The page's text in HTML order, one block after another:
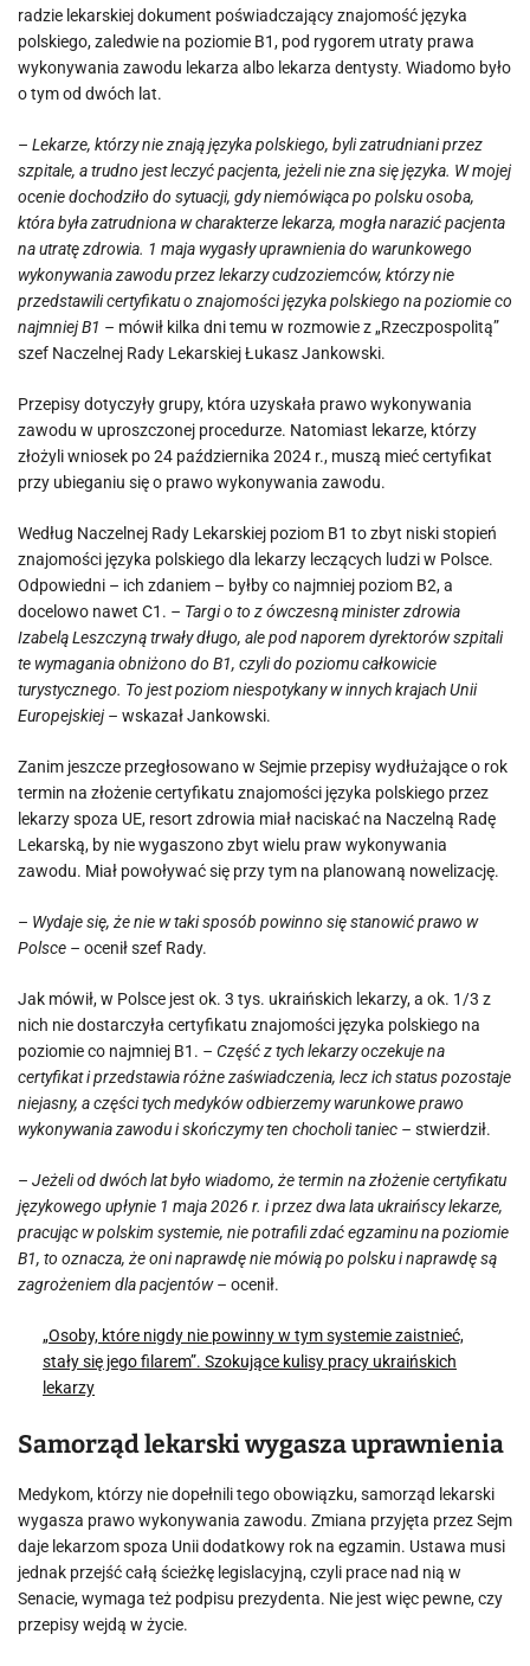
radzie lekarskiej dokument poświadczający znajomość języka
polskiego, zaledwie na poziomie B1, pod rygorem utraty prawa
wykonywania zawodu lekarza albo lekarza dentysty. Wiadomo było
o tym od dwóch lat.
– Lekarze, którzy nie znają języka polskiego, byli zatrudniani przez
szpitale, a trudno jest leczyć pacjenta, jeżeli nie zna się języka. W mojej
ocenie dochodziło do sytuacji, gdy niemówiąca po polsku osoba,
która była zatrudniona w charakterze lekarza, mogła narazić pacjenta
na utratę zdrowia. 1 maja wygasły uprawnienia do warunkowego
wykonywania zawodu przez lekarzy cudzoziemców, którzy nie
przedstawili certyfikatu o znajomości języka polskiego na poziomie co
najmniej B1 – mówił kilka dni temu w rozmowie z „Rzeczpospolitą”
szef Naczelnej Rady Lekarskiej Łukasz Jankowski.
Przepisy dotyczyły grupy, która uzyskała prawo wykonywania
zawodu w uproszczonej procedurze. Natomiast lekarze, którzy
złożyli wniosek po 24 października 2024 r., muszą mieć certyfikat
przy ubieganiu się o prawo wykonywania zawodu.
Według Naczelnej Rady Lekarskiej poziom B1 to zbyt niski stopień
znajomości języka polskiego dla lekarzy leczących ludzi w Polsce.
Odpowiedni – ich zdaniem – byłby co najmniej poziom B2, a
docelowo nawet C1. – Targi o to z ówczesną minister zdrowia
Izabelą Leszczyną trwały długo, ale pod naporem dyrektorów szpitali
te wymagania obniżono do B1, czyli do poziomu całkowicie
turystycznego. To jest poziom niespotykany w innych krajach Unii
Europejskiej – wskazał Jankowski.
Zanim jeszcze przegłosowano w Sejmie przepisy wydłużające o rok
termin na złożenie certyfikatu znajomości języka polskiego przez
lekarzy spoza UE, resort zdrowia miał naciskać na Naczelną Radę
Lekarską, by nie wygaszono zbyt wielu praw wykonywania
zawodu. Miał powoływać się przy tym na planowaną nowelizację.
– Wydaje się, że nie w taki sposób powinno się stanowić prawo w
Polsce – ocenił szef Rady.
Jak mówił, w Polsce jest ok. 3 tys. ukraińskich lekarzy, a ok. 1/3 z
nich nie dostarczyła certyfikatu znajomości języka polskiego na
poziomie co najmniej B1. – Część z tych lekarzy oczekuje na
certyfikat i przedstawia różne zaświadczenia, lecz ich status pozostaje
niejasny, a części tych medyków odbierzemy warunkowe prawo
wykonywania zawodu i skończymy ten chocholi taniec – stwierdził.
– Jeżeli od dwóch lat było wiadomo, że termin na złożenie certyfikatu
językowego upłynie 1 maja 2026 r. i przez dwa lata ukraińscy lekarze,
pracując w polskim systemie, nie potrafili zdać egzaminu na poziomie
B1, to oznacza, że oni naprawdę nie mówią po polsku i naprawdę są
zagrożeniem dla pacjentów – ocenił.
„Osoby, które nigdy nie powinny w tym systemie zaistnieć,
stały się jego filarem”. Szokujące kulisy pracy ukraińskich
lekarzy
Samorząd lekarski wygasza uprawnienia
Medykom, którzy nie dopełnili tego obowiązku, samorząd lekarski
wygasza prawo wykonywania zawodu. Zmiana przyjęta przez Sejm
daje lekarzom spoza Unii dodatkowy rok na egzamin. Ustawa musi
jednak przejść całą ścieżkę legislacyjną, czyli prace nad nią w
Senacie, wymaga też podpisu prezydenta. Nie jest więc pewne, czy
przepisy wejdą w życie.